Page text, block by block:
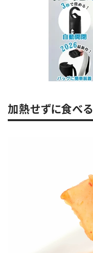
加熱せずに食べる